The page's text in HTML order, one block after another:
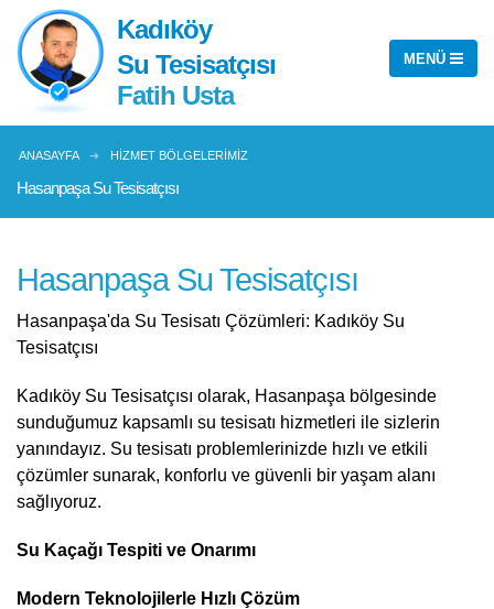
Kadıköy
Su Tesisatçısı
Fatih Usta
ANASAYFA HIZMET BÖLGELERIMIZ
Hasanpaşa Su Tesisatçısı
Hasanpaşa Su Tesisatçısı
Hasanpaşa'da Su Tesisatı Çözümleri: Kadıköy Su
Tesisatçısı
Kadıköy Su Tesisatçısı olarak, Hasanpaşa bölgesinde
sunduğumuz kapsamlı su tesisatı hizmetleri ile sizlerin
yanındayız. Su tesisatı problemlerinizde hızlı ve etkili
çözümler sunarak, konforlu ve güvenli bir yaşam alanı
sağlıyoruz.
Su Kaçağı Tespiti ve Onarımı
Modern Teknolojilerle Hızlı Çözüm